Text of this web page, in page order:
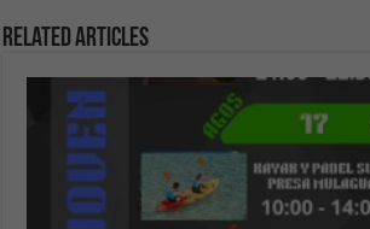
Related Articles